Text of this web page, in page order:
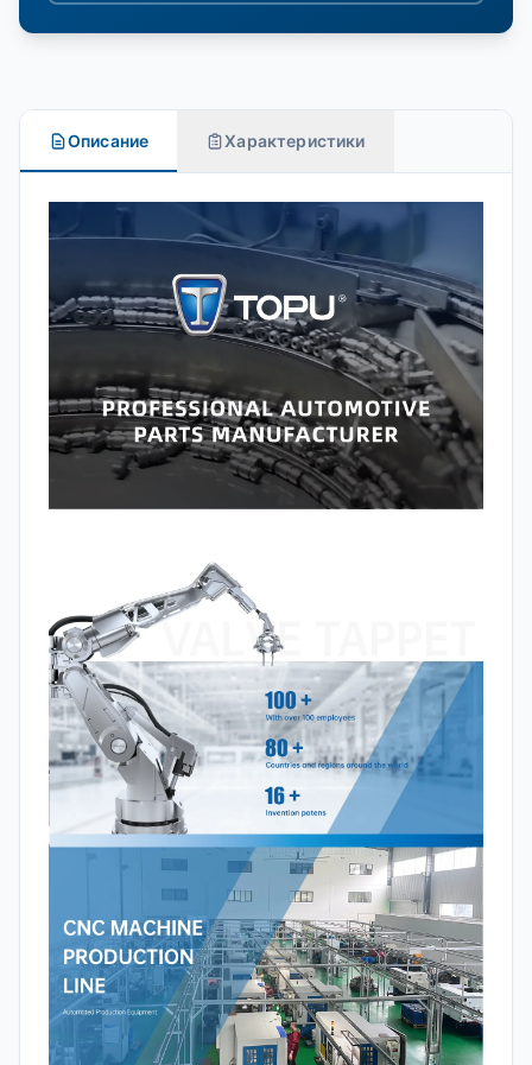
Описание Характеристики